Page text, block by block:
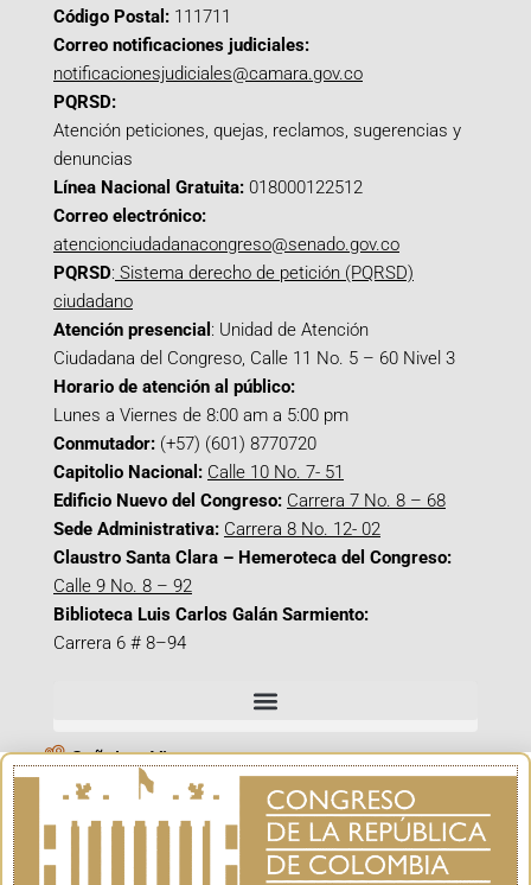
Código Postal: 111711
Correo notificaciones judiciales:
notificacionesjudiciales@camara.gov.co
PQRSD:
Atención peticiones, quejas, reclamos, sugerencias y
denuncias
Línea Nacional Gratuita: 018000122512
Correo electrónico:
atencionciudadanacongreso@senado.gov.co
PQRSD: Sistema derecho de petición (PQRSD)
ciudadano
Atención presencial : Unidad de Atención
Ciudadana del Congreso, Calle 11 No. 5 – 60 Nivel 3
Horario de atención al público:
Lunes a Viernes de 8:00 am a 5:00 pm
Conmutador: (+57) (601) 8770720
Capitolio Nacional: Calle 10 No. 7- 51
Edificio Nuevo del Congreso: Carrera 7 No. 8 – 68
Sede Administrativa: Carrera 8 No. 12- 02
Claustro Santa Clara – Hemeroteca del Congreso:
Calle 9 No. 8 – 92
Biblioteca Luis Carlos Galán Sarmiento:
Carrera 6 # 8–94
Señal en Vivo
Facebook_@CamaraColombia
Instagram_@CamaraColombia
X_@CamaraColombia